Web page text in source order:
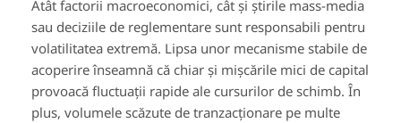
Atât factorii macroeconomici, cât și știrile mass-media
sau deciziile de reglementare sunt responsabili pentru
volatilitatea extremă. Lipsa unor mecanisme stabile de
acoperire înseamnă că chiar și mișcările mici de capital
provoacă fluctuații rapide ale cursurilor de schimb. În
plus, volumele scăzute de tranzacționare pe multe